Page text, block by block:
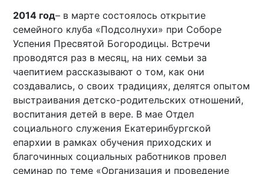
2014 год– в марте состоялось открытие
семейного клуба «Подсолнухи» при Соборе
Успения Пресвятой Богородицы. Встречи
проводятся раз в месяц, на них семьи за
чаепитием рассказывают о том, как они
создавались, о своих традициях, делятся опытом
выстраивания детско-родительских отношений,
воспитания детей в вере. В мае Отдел
социального служения Екатеринбургской
епархии в рамках обучения приходских и
благочинных социальных работников провел
семинар по теме «Организация и проведение